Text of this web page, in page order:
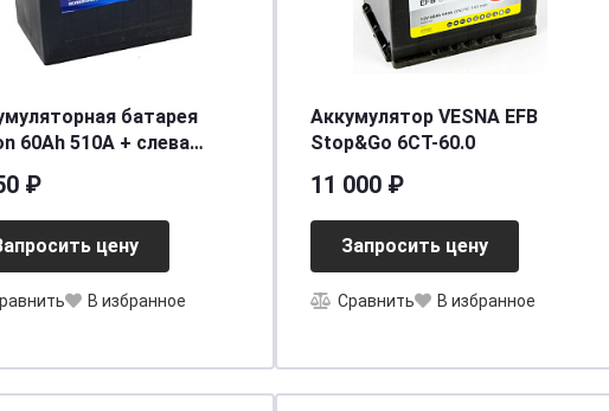
батарея
60Ah 510A + слева
₽
цену
В избранное
Аккумулятор VESNA EFB
Stop&Go 6СТ-60.0
11 000 ₽
Запросить цену
Сравнить В избранное